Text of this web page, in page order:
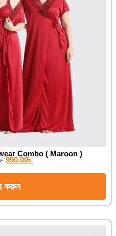
Combo ( Maroon )
990.00৳
করুন